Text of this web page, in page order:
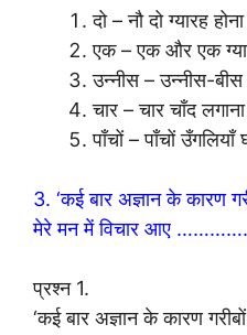
दो – नौ दो ग्यारह
एक – एक और एक
उन्नीस – उन्नीस-बीस
चार – चार चाँद
पाँचों – पाँचों उँगलियाँ
3. ‘कई बार अज्ञान के कारण
मेरे मन में विचार आए
प्रश्न 1.
‘कई बार अज्ञान के कारण